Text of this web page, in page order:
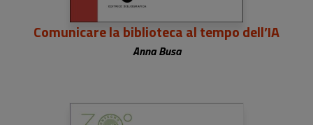
Comunicare la biblioteca al tempo dell’IA
Anna Busa